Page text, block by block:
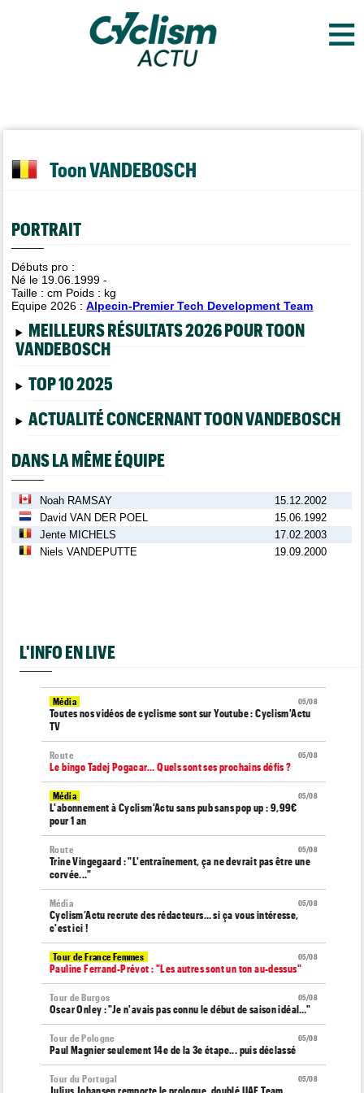
≡
Toon VANDEBOSCH
PORTRAIT
Débuts pro :
Né le 19.06.1999 -
Taille :cm Poids : kg
Equipe 2026 :Alpecin-Premier Tech Development Team
MEILLEURS RÉSULTATS 2026 POUR TOON
VANDEBOSCH
TOP 10 2025
ACTUALITÉ CONCERNANT TOON VANDEBOSCH
DANS LA MÊME ÉQUIPE
Noah RAMSAY
15.12.2002
David VAN DER POEL
15.06.1992
Jente MICHELS
17.02.2003
Niels VANDEPUTTE
19.09.2000
L'INFO EN LIVE
05/08
Média
Toutes nos vidéos de cyclisme sont sur Youtube : Cyclism'Actu
TV
05/08
Route
Le bingo Tadej Pogacar... Quels sont ses prochains défis ?
05/08
Média
L'abonnement à Cyclism'Actu sans pub sans pop up : 9,99€
pour 1 an
05/08
Route
Trine Vingegaard : "L'entraînement, ça ne devrait pas être une
corvée..."
05/08
Média
Cyclism’Actu recrute des rédacteurs… si ça vous intéresse,
c'est ici !
05/08
Tour de France Femmes
Pauline Ferrand-Prévot : "Les autres sont un ton au-dessus"
05/08
Tour de Burgos
Oscar Onley : "Je n'avais pas connu le début de saison idéal…"
05/08
Tour de Pologne
Paul Magnier seulement 14e de la 3e étape... puis déclassé
05/08
Tour du Portugal